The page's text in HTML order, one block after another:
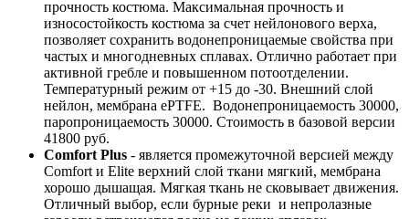
прочность костюма. Максимальная прочность и
износостойкость костюма за счет нейлонового верха,
позволяет сохранить водонепроницаемые свойства при
частых и многодневных сплавах. Отлично работает при
активной гребле и повышенном потоотделении.
Температурный режим от +15 до -30. Внешний слой
нейлон, мембрана ePTFE. Водонепроницаемость 30000,
паропроницаемость 30000. Стоимость в базовой версии
41800 руб.
Comfort Plus - является промежуточной версией между
Comfort и Elite верхний слой ткани мягкий, мембрана
хорошо дышащая. Мягкая ткань не сковывает движения.
Отличный выбор, если бурные реки и непролазные